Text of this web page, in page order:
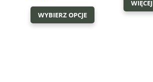
WYBIERZ OPCJE
Ten
WIĘCEJ